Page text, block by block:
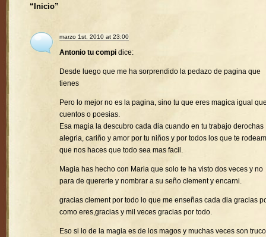
“Inicio”
marzo 1st, 2010 at 23:00
Antonio tu compi dice:
Desde luego que me ha sorprendido la pedazo de pagina que
tienes
Pero lo mejor no es la pagina, sino tu que eres magica igual
cuentos o poesias.
Esa magia la descubro cada dia cuando en tu trabajo derochas
alegria, cariño y amor por tu niños y por todos los que te
que nos haces que todo sea mas facil.
Magia has hecho con Maria que solo te ha visto dos veces y no
para de quererte y nombrar a su seño clement y encarni.
gracias clement por todo lo que me enseñas cada dia gracias
como eres,gracias y mil veces gracias por todo.
Eso si lo de la magia es de los magos y muchas veces son